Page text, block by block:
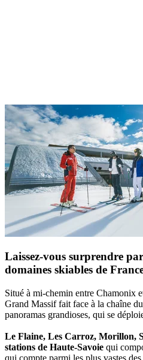
Laissez-vous surprendre
domaines skiables de
Situé à mi-chemin entre Chamonix
Grand Massif fait face à la chaîne
panoramas grandioses, qui se
Le Flaine, Les Carroz, Morillon,
stations de Haute-Savoie qui
qui compte parmi les plus vastes